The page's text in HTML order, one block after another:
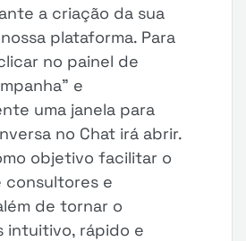
a criação da sua
plataforma. Para
no painel de
e
uma janela para
no Chat irá abrir.
objetivo facilitar o
e
de tornar o
intuitivo, rápido e